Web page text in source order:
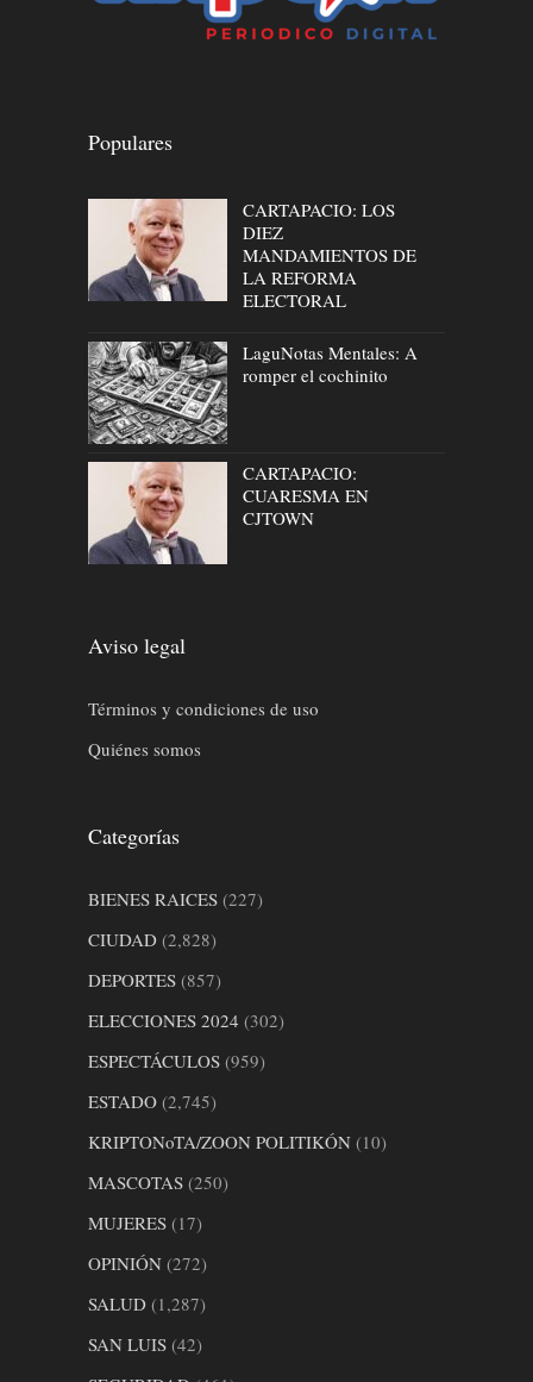
Populares
CARTAPACIO: LOS
DIEZ
MANDAMIENTOS DE
LA REFORMA
ELECTORAL
LaguNotas Mentales: A
romper el cochinito
CARTAPACIO:
CUARESMA EN
CJTOWN
Aviso legal
Términos y condiciones de uso
Quiénes somos
Categorías
BIENES RAICES (227)
CIUDAD (2,828)
DEPORTES (857)
ELECCIONES 2024 (302)
ESPECTÁCULOS (959)
ESTADO (2,745)
KRIPTONoTA/ZOON POLITIKÓN (10)
MASCOTAS (250)
MUJERES (17)
OPINIÓN (272)
SALUD (1,287)
SAN LUIS (42)